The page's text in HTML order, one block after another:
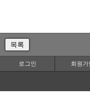
목록
로그인 회원가